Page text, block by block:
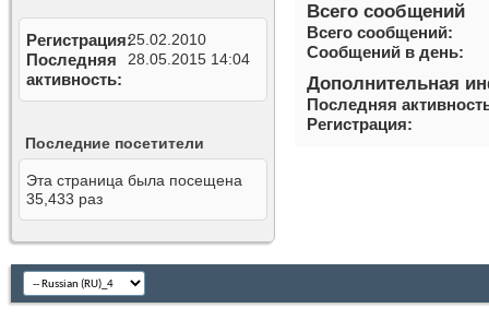
Регистрация25.02.2010
Последняя
активность
28.05.2015 14:04
Последние посетители
Эта страница была посещена
35,433 раз
Всего сообщений
Всего сообщений
Сообщений в день
Дополнительная
Последняя
Регистрация